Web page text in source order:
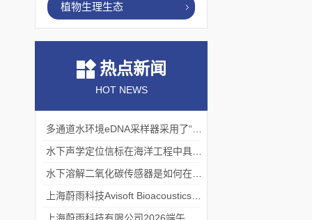
植物生理生态
热点新闻
HOT NEWS